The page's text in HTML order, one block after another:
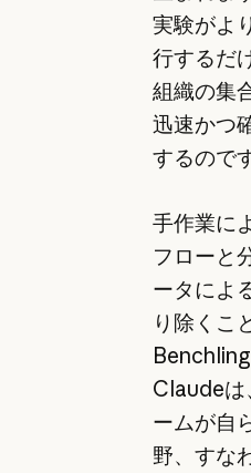
実験がよ
行するだ
組織の集
迅速かつ
するので
手作業に
フローと
ータによ
り除くこ
Claudeは
ームが自
野、すな